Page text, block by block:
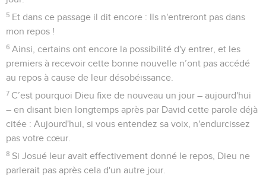
5 Et dans ce passage il dit encore : Ils n'entreront pas dans
mon repos !
6 Ainsi, certains ont encore la possibilité d'y entrer, et les
premiers à recevoir cette bonne nouvelle n’ont pas accédé
au repos à cause de leur désobéissance.
7 C’est pourquoi Dieu fixe de nouveau un jour – aujourd'hui
– en disant bien longtemps après par David cette parole déjà
citée : Aujourd'hui, si vous entendez sa voix, n'endurcissez
pas votre cœur.
8 Si Josué leur avait effectivement donné le repos, Dieu ne
parlerait pas après cela d'un autre jour.